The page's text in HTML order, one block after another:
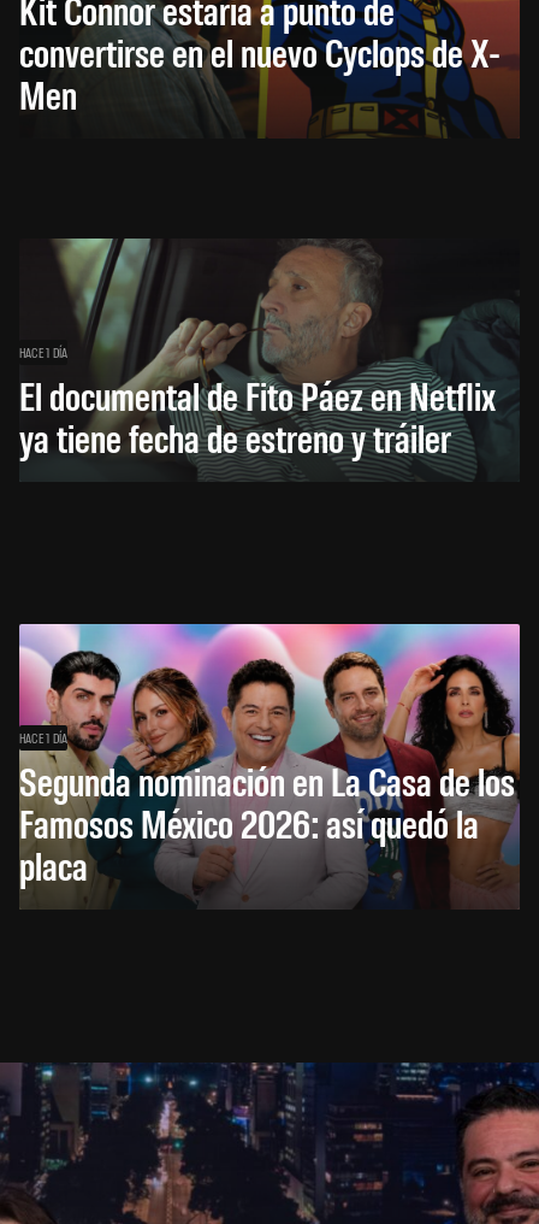
convertirse en el nuevo Cyclops de X-
Men
HACE 1 DÍA
El documental de Fito Páez en Netflix
ya tiene fecha de estreno y tráiler
HACE 1 DÍA
Segunda nominación en La Casa de los
Famosos México 2026: así quedó la
placa